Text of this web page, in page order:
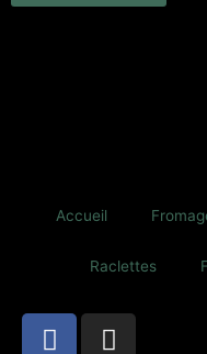
Accueil
Raclettes
F
I